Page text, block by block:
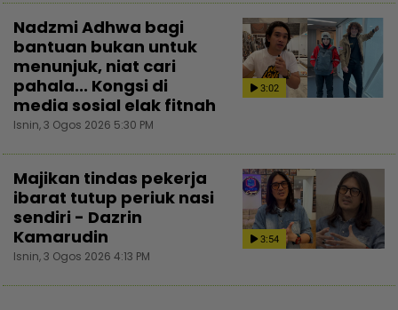
3:02
Nadzmi Adhwa bagi
bantuan bukan untuk
menunjuk, niat cari
pahala... Kongsi di
media sosial elak fitnah
Isnin, 3 Ogos 2026 5:30 PM
3:54
Majikan tindas pekerja
ibarat tutup periuk nasi
sendiri - Dazrin
Kamarudin
Isnin, 3 Ogos 2026 4:13 PM